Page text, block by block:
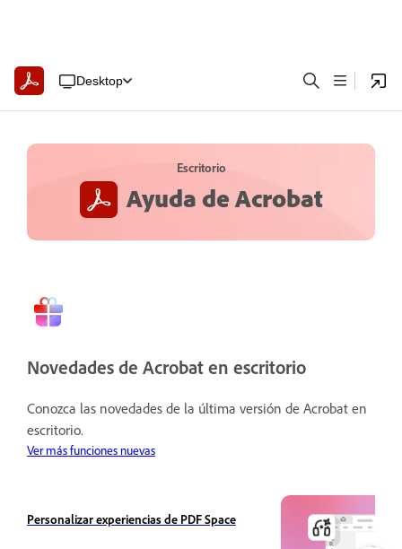
Desktop
Escritorio
Ayuda de Acrobat
Novedades de Acrobat en escritorio
Conozca las novedades de la última versión de Acrobat en
escritorio.
Ver más funciones nuevas
Personalizar experiencias de PDF Space